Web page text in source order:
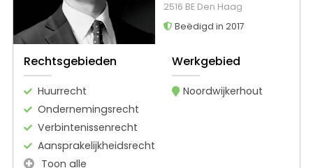
2516 BE Den Haag
Beëdigd in 2017
Rechtsgebieden
Huurrecht
Ondernemingsrecht
Verbintenissenrecht
Aansprakelijkheidsrecht
Toon alle
Werkgebied
Noordwijkerhout